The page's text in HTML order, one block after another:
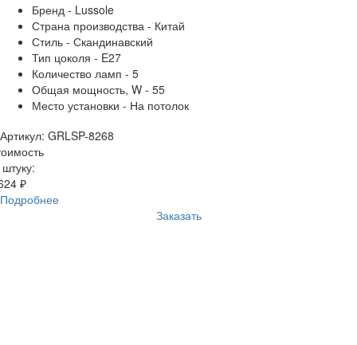
Бренд - Lussole
Страна производства - Китай
Стиль - Скандинавский
Тип цоколя - E27
Количество ламп - 5
Общая мощность, W - 55
Место установки - На потолок
Артикул: GRLSP-8268
₽
Подробнее
Заказать